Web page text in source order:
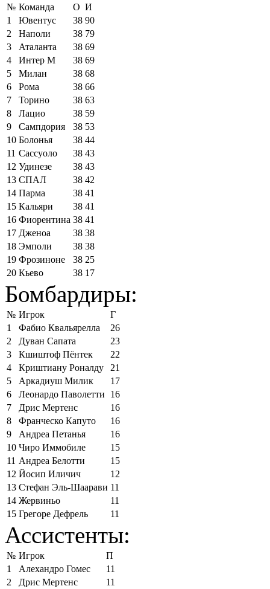
№ Команда О И
1
Ювентус 38 90
2
Наполи 38 79
3
Аталанта 38 69
4
Интер М 38 69
5
Милан 38 68
6
Рома 38 66
7
Торино 38 63
8
Лацио 38 59
9
Сампдория 38 53
10 Болонья 38 44
11 Сассуоло 38 43
12 Удинезе 38 43
13 СПАЛ 38 42
14 Парма 38 41
15 Кальяри 38 41
16 Фиорентина 38 41
17 Дженоа 38 38
18 Эмполи 38 38
19 Фрозиноне 38 25
20 Кьево 38 17
Бомбардиры:
№ Игрок
Г
1
Фабио Квальярелла
26
2
Дуван Сапата
23
3
Кшиштоф Пёнтек
22
4
Криштиану Роналду
21
5
Аркадиуш Милик
17
6
Леонардо Паволетти
16
7
Дрис Мертенс
16
8
Франческо Капуто
16
9
Андреа Петанья
16
10 Чиро Иммобиле
15
11 Андреа Белотти
15
12 Йосип Иличич
12
13 Стефан Эль-Шаарави 11
14 Жервиньо
11
15 Грегоре Дефрель 11
Ассистенты:
№ Игрок
П
1
Алехандро Гомес
11
2
Дрис Мертенс
11